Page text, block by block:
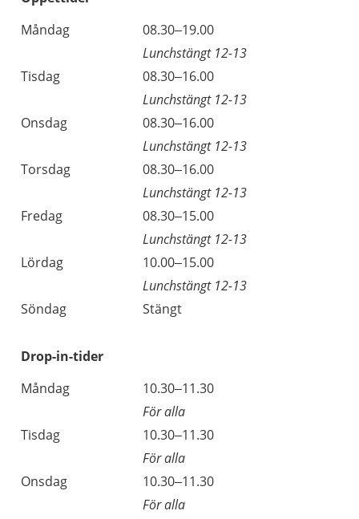
Dag
Öppettider
Kommentarer
Måndag
08.30–19.00
Lunchstängt 12-13
Tisdag
08.30–16.00
Lunchstängt 12-13
Onsdag
08.30–16.00
Lunchstängt 12-13
Torsdag
08.30–16.00
Lunchstängt 12-13
Fredag
08.30–15.00
Lunchstängt 12-13
Lördag
10.00–15.00
Lunchstängt 12-13
Söndag
Stängt
Drop-in-tider
Måndag
10.30–11.30
För alla
Tisdag
10.30–11.30
För alla
Onsdag
10.30–11.30
För alla